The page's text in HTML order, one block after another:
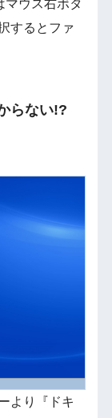
マウス右ボタ
するとファ
らない!?
より『ドキ